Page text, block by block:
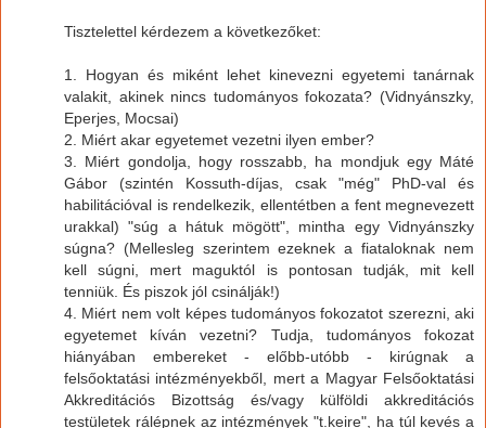
Tisztelettel kérdezem a következőket:
1. Hogyan és miként lehet kinevezni egyetemi tanárnak
valakit, akinek nincs tudományos fokozata? (Vidnyánszky,
Eperjes, Mocsai)
2. Miért akar egyetemet vezetni ilyen ember?
3. Miért gondolja, hogy rosszabb, ha mondjuk egy Máté
Gábor (szintén Kossuth-díjas, csak "még" PhD-val és
habilitációval is rendelkezik, ellentétben a fent megnevezett
urakkal) "súg a hátuk mögött", mintha egy Vidnyánszky
súgna? (Mellesleg szerintem ezeknek a fiataloknak nem
kell súgni, mert maguktól is pontosan tudják, mit kell
tenniük. És piszok jól csinálják!)
4. Miért nem volt képes tudományos fokozatot szerezni, aki
egyetemet kíván vezetni? Tudja, tudományos fokozat
hiányában embereket - előbb-utóbb - kirúgnak a
felsőoktatási intézményekből, mert a Magyar Felsőoktatási
Akkreditációs Bizottság és/vagy külföldi akkreditációs
testületek rálépnek az intézmények "t.keire", ha túl kevés a